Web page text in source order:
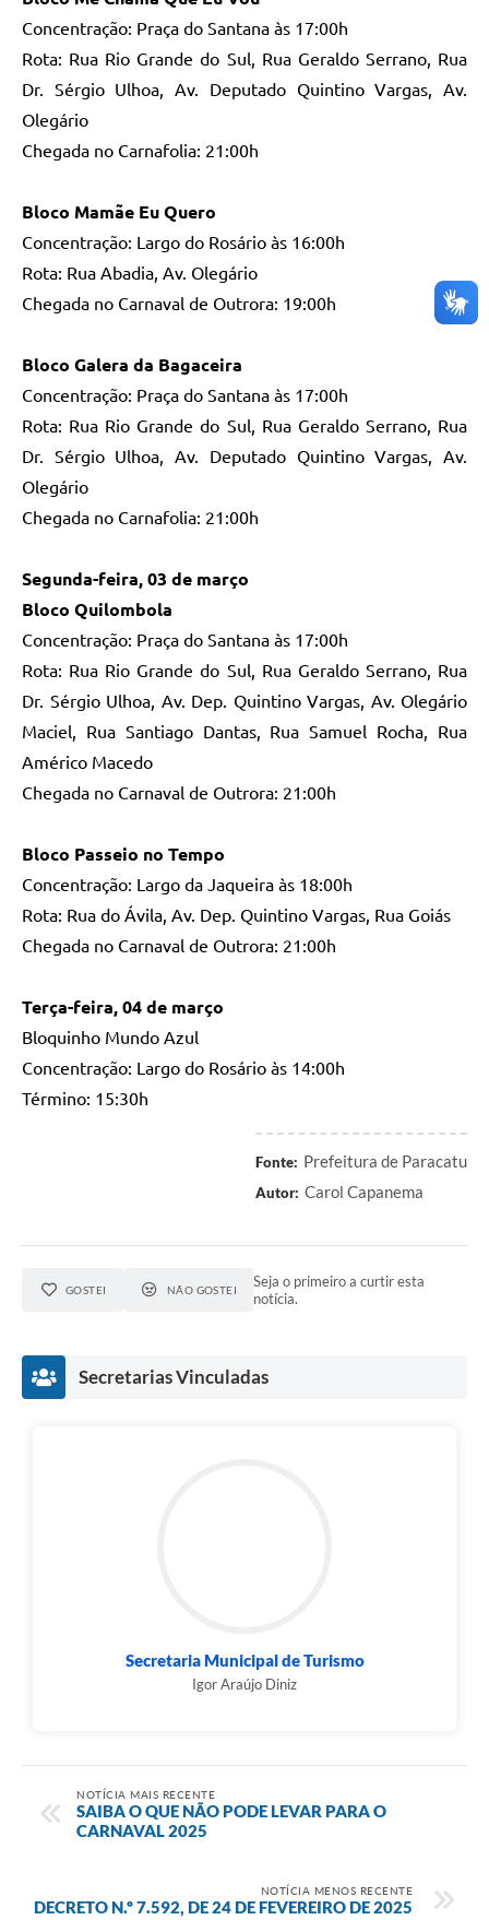
Concentração: Praça do Santana às 17:00h
Rota: Rua Rio Grande do Sul, Rua Geraldo Serrano, Rua
Dr. Sérgio Ulhoa, Av. Deputado Quintino Vargas, Av.
Olegário
Chegada no Carnafolia: 21:00h
Bloco Mamãe Eu Quero
Concentração: Largo do Rosário às 16:00h
Rota: Rua Abadia, Av. Olegário
Chegada no Carnaval de Outrora: 19:00h
Bloco Galera da Bagaceira
Concentração: Praça do Santana às 17:00h
Rota: Rua Rio Grande do Sul, Rua Geraldo Serrano, Rua
Dr. Sérgio Ulhoa, Av. Deputado Quintino Vargas, Av.
Olegário
Chegada no Carnafolia: 21:00h
Segunda-feira, 03 de março
Bloco Quilombola
Concentração: Praça do Santana às 17:00h
Rota: Rua Rio Grande do Sul, Rua Geraldo Serrano, Rua
Dr. Sérgio Ulhoa, Av. Dep. Quintino Vargas, Av. Olegário
Maciel, Rua Santiago Dantas, Rua Samuel Rocha, Rua
Américo Macedo
Chegada no Carnaval de Outrora: 21:00h
Bloco Passeio no Tempo
Concentração: Largo da Jaqueira às 18:00h
Rota: Rua do Ávila, Av. Dep. Quintino Vargas, Rua Goiás
Chegada no Carnaval de Outrora: 21:00h
Terça-feira, 04 de março
Bloquinho Mundo Azul
Concentração: Largo do Rosário às 14:00h
Término: 15:30h
Fonte: Prefeitura de Paracatu
Autor: Carol Capanema
GOSTEI NÃO GOSTEI
Seja o primeiro a curtir esta
notícia.
Secretarias Vinculadas
Secretaria Municipal de Turismo
Igor Araújo Diniz
NOTÍCIA MAIS RECENTE
SAIBA O QUE NÃO PODE LEVAR PARA O
CARNAVAL 2025
NOTÍCIA MENOS RECENTE
DECRETO N.º 7.592, DE 24 DE FEVEREIRO DE 2025